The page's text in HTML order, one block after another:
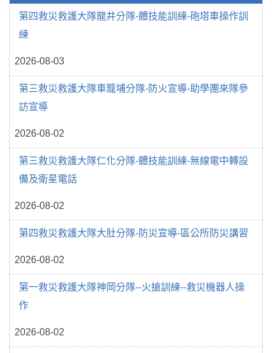
第四救災救護大隊龍井分隊-體技能訓練-砲塔車操作訓
練
2026-08-03
第三救災救護大隊車籠埔分隊-防火宣導-助學團來隊參
訪宣導
2026-08-02
第三救災救護大隊仁化分隊-體技能訓練-無線電中轉設
備及衛星電話
2026-08-02
第四救災救護大隊大肚分隊-防災宣導-區公所防災講習
2026-08-02
第一救災救護大隊神岡分隊--火搶訓練--救災機器人操
作
2026-08-02